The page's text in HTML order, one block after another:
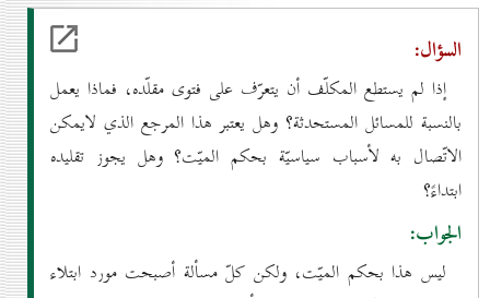
السؤال:
إذا لم يستطع المكلّف أن يتعرّف على فتوى مقلّده، فماذا يعمل
بالنسبة للمسائل المستحدثة؟ وهل يعتبر هذا المرجع الذي لايمكن
الاتّصال به لأسباب سياسيّة بحكم الميّت؟ وهل يجوز تقليده
ابتداءً؟
الجواب:
ليس هذا بحكم الميّت، ولكن كلّ مسألة أصبحت مورد ابتلاء